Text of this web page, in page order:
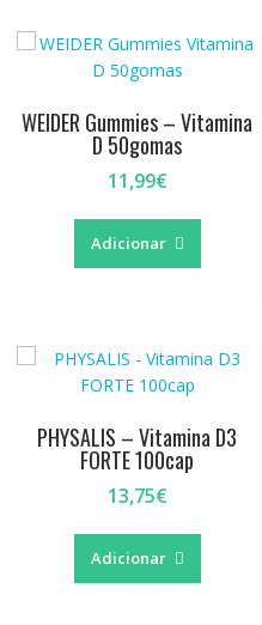
WEIDER Gummies – Vitamina
D 50gomas
11,99€
Adicionar
PHYSALIS – Vitamina D3
FORTE 100cap
13,75€
Adicionar